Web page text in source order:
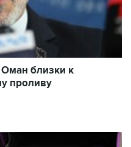
близки к
проливу